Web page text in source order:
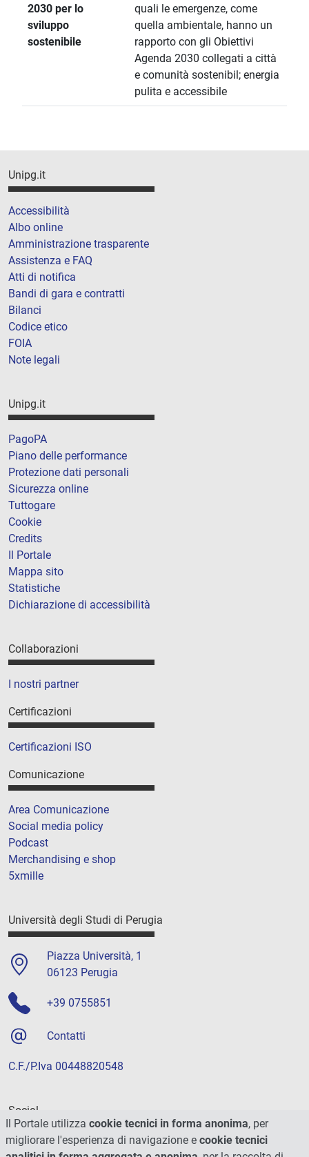
2030 per lo
sviluppo
sostenibile
quali le emergenze, come
quella ambientale, hanno un
rapporto con gli Obiettivi
Agenda 2030 collegati a città
e comunità sostenibil; energia
pulita e accessibile
Unipg.it
Accessibilità
Albo online
Amministrazione trasparente
Assistenza e FAQ
Atti di notifica
Bandi di gara e contratti
Bilanci
Codice etico
FOIA
Note legali
Unipg.it
PagoPA
Piano delle performance
Protezione dati personali
Sicurezza online
Tuttogare
Cookie
Credits
Il Portale
Mappa sito
Statistiche
Dichiarazione di accessibilità
Collaborazioni
I nostri partner
Certificazioni
Certificazioni ISO
Comunicazione
Area Comunicazione
Social media policy
Podcast
Merchandising e shop
5xmille
Università degli Studi di Perugia
Piazza Università, 1
06123 Perugia
+39 0755851
Contatti
C.F./P.Iva 00448820548
Social
Il Portale utilizza cookie tecnici in forma anonima, per
migliorare l'esperienza di navigazione e cookie tecnici